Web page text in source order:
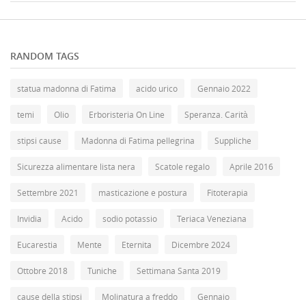
RANDOM TAGS
statua madonna di Fatima acido urico Gennaio 2022
temi Olio Erboristeria On Line Speranza. Carità
stipsi cause Madonna di Fatima pellegrina Suppliche
Sicurezza alimentare lista nera Scatole regalo Aprile 2016
Settembre 2021 masticazione e postura Fitoterapia
Invidia Acido sodio potassio Teriaca Veneziana
Eucarestia Mente Eternita Dicembre 2024
Ottobre 2018 Tuniche Settimana Santa 2019
cause della stipsi Molinatura a freddo Gennaio